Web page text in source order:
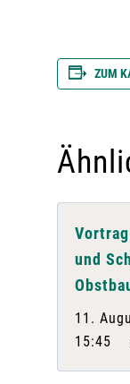
ZUM
und
11.
15:45